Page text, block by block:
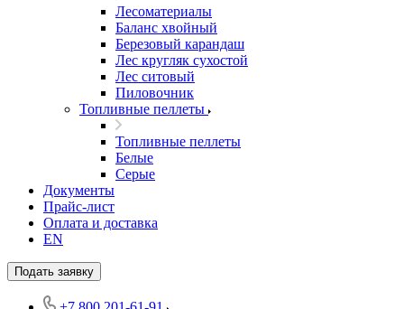
Лесоматериалы
Баланс хвойный
Березовый карандаш
Лес кругляк сухостой
Лес ситовый
Пиловочник
Топливные пеллеты
Топливные пеллеты
Белые
Серые
Документы
Прайс-лист
Оплата и доставка
EN
Подать заявку